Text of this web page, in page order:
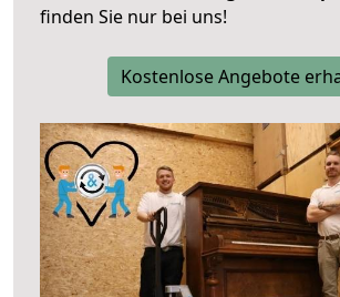
finden Sie nur bei uns!
Kostenlose Angebote